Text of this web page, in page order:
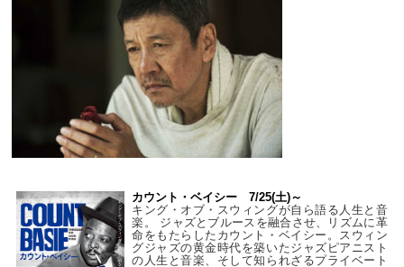
カウント・ベイシー 7/25(土)～
キング・オブ・スウィングが自ら語る人生と音
楽。 ジャズとブルースを融合させ、リズムに革
命をもたらしたカウント・ベイシー。スウィン
グジャズの黄金時代を築いたジャズピアニスト
の人生と音楽、そして知られざるプライベート